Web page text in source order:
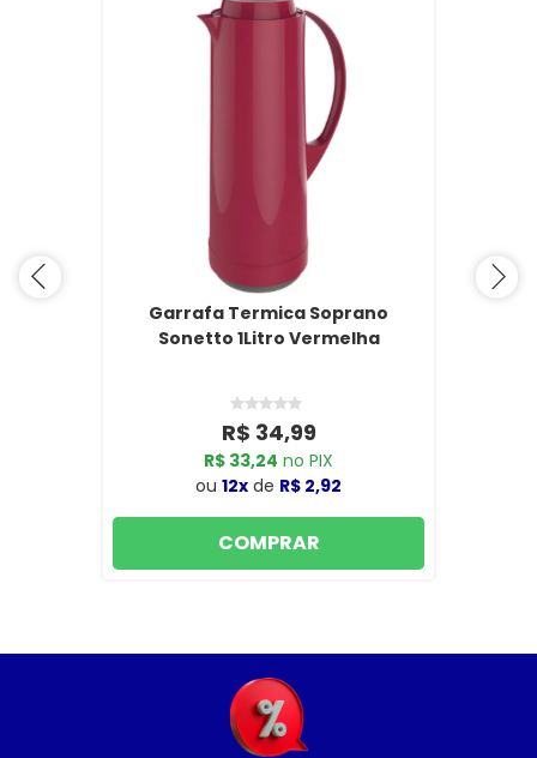
Garrafa Termica Soprano
Sonetto 1Litro Vermelha
R$ 34,99
R$ 33,24 no PIX
ou 12x de R$ 2,92
COMPRAR